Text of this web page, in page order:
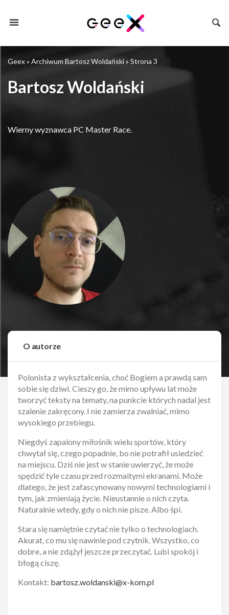
Geex» Archiwum Bartosz Woldański» Strona 3
Bartosz Woldański
Wierny wyznawca PC Master Race.
O autorze
Polonista z wykształcenia, choć Bogiem a prawdą sam
sobie się dziwi. Cieszy go, że mimo upływu lat może
tworzyć teksty na tematy, na punkcie których nadal jest
szalenie zakręcony. I nie zamierza zwalniać, mimo
wysokiego przebiegu.
Niegdyś zapalony miłośnik wielu sportów, który
chwytał się, czego popadnie, bo nie potrafił usiedzieć
na miejscu. Dziś nie jest w stanie uwierzyć, że może
spędzić tyle czasu przed rozmaitymi ekranami. Może
dlatego, że jest zafascynowany nowymi technologiami i
tym, jak zmieniają życie. Nieustannie o nich czyta.
Naturalnie wtedy, gdy o nich nie pisze. Albo śpi.
Stara się namiętnie czytać nie tylko o technologiach.
Akurat, co mu się nawinie pod czytnik. Wszystko, co
dobre, a nie zdążył jeszcze przeczytać. Lubi spokój i
błogą ciszę.
Kontakt: bartosz.woldanski@x-kom.pl